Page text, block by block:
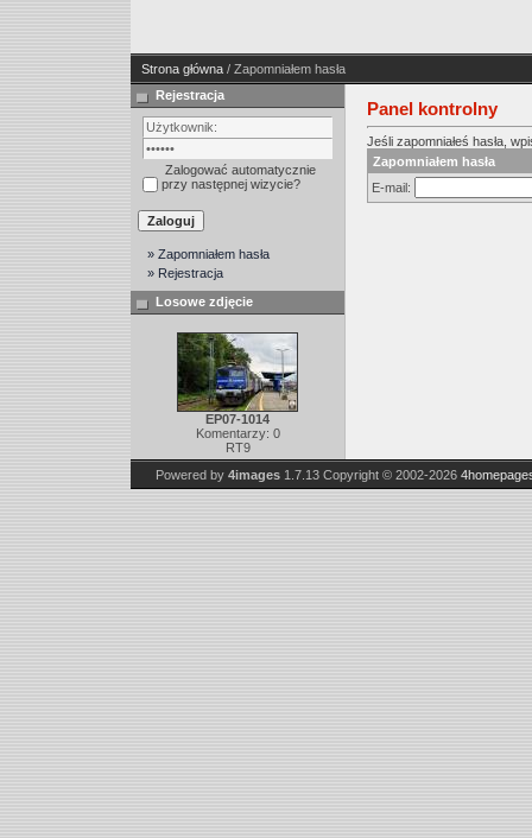
Strona główna / Zapomniałem hasła
Rejestracja
Zalogować automatycznie
przy następnej wizycie?
» Zapomniałem hasła
» Rejestracja
Losowe zdjęcie
EP07-1014
Komentarzy: 0
RT9
Panel kontrolny
Jeśli zapomniałeś hasła,
Zapomniałem hasła
E-mail:
Powered by 4images 1.7.13 Copyright © 2002-2026